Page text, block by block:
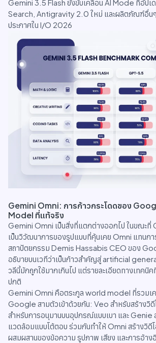
Gemini 3.5 Flash ยังขับเคลื่อน AI Mode ที่อัป
Search, Antigravity 2.0 ใหม่ และผลิตภัณฑ์อื่น
ประกาศใน I/O 2026
Gemini Omni: การก้าวกระโดดของ
Model ที่แท้จริง
Gemini Omni เป็นสิ่งที่แตกต่างออกไป ในขณะที่
เป็นวิวัฒนาการของรูปแบบที่คุ้นเคย Omni แทนกา
สถาปัตยกรรม Demis Hassabis CEO ของ
อธิบายบนเวทีว่าเป็นก้าวสำคัญสู่ artificial
วลีนี้มักถูกใช้มากเกินไป แต่รายละเอียดทางเทคนิ
ปกติ
Gemini Omni คือตระกูล world model ที่รวมเ
Google สามตัวเข้าด้วยกัน: Veo สำหรับสร้างวิดี
สำหรับการอนุมานบนอุปกรณ์แบบเบา และ Genie
แวดล้อมแบบโต้ตอบ ร่วมกันทำให้ Omni สร้างวิดี
ผสมผสานของข้อความ รูปภาพ เสียง และการอ้า